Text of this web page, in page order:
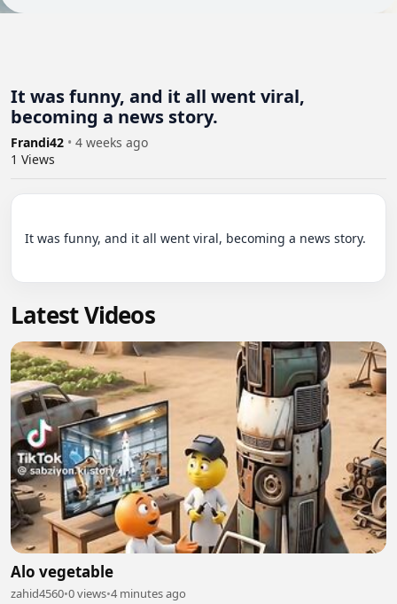
It was funny, and it all went viral,
becoming a news story.
Frandi42 • 4 weeks ago
1 Views
It was funny, and it all went viral, becoming a news story.
Latest Videos
Alo vegetable
zahid4560•0 views•4 minutes ago